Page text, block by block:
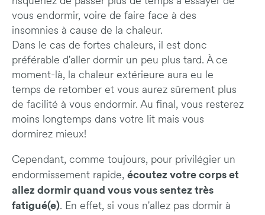
vous endormir, voire de faire face à des
insomnies à cause de la chaleur.
Dans le cas de fortes chaleurs, il est donc
préférable d'aller dormir un peu plus tard. À ce
moment-là, la chaleur extérieure aura eu le
temps de retomber et vous aurez sûrement plus
de facilité à vous endormir. Au final, vous resterez
moins longtemps dans votre lit mais vous
dormirez mieux!
Cependant, comme toujours, pour privilégier un
endormissement rapide, écoutez votre corps et
allez dormir quand vous vous sentez très
fatigué(e). En effet, si vous n'allez pas dormir à